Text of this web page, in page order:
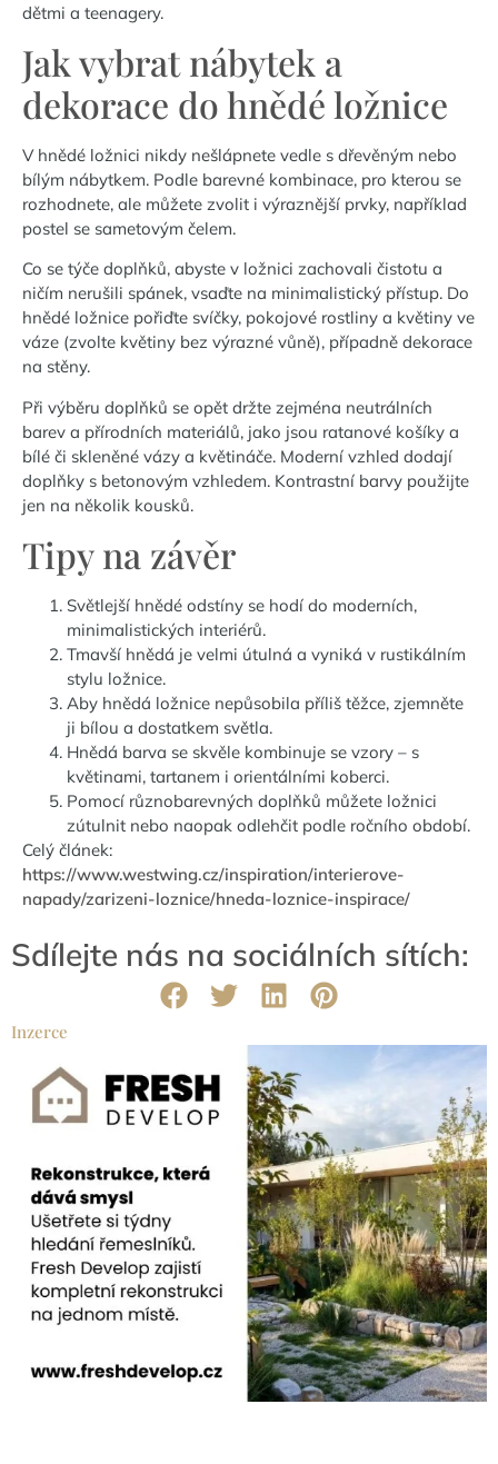
dětmi a teenagery.
Jak vybrat nábytek a
dekorace do hnědé ložnice
V hnědé ložnici nikdy nešlápnete vedle s dřevěným nebo
bílým nábytkem. Podle barevné kombinace, pro kterou se
rozhodnete, ale můžete zvolit i výraznější prvky, například
postel se sametovým čelem.
Co se týče doplňků, abyste v ložnici zachovali čistotu a
ničím nerušili spánek, vsaďte na minimalistický přístup. Do
hnědé ložnice pořiďte svíčky, pokojové rostliny a květiny ve
váze (zvolte květiny bez výrazné vůně), případně dekorace
na stěny.
Při výběru doplňků se opět držte zejména neutrálních
barev a přírodních materiálů, jako jsou ratanové košíky a
bílé či skleněné vázy a květináče. Moderní vzhled dodají
doplňky s betonovým vzhledem. Kontrastní barvy použijte
jen na několik kousků.
Tipy na závěr
Světlejší hnědé odstíny se hodí do moderních,
minimalistických interiérů.
Tmavší hnědá je velmi útulná a vyniká v rustikálním
stylu ložnice.
Aby hnědá ložnice nepůsobila příliš těžce, zjemněte
ji bílou a dostatkem světla.
Hnědá barva se skvěle kombinuje se vzory – s
květinami, tartanem i orientálními koberci.
Pomocí různobarevných doplňků můžete ložnici
zútulnit nebo naopak odlehčit podle ročního období.
Celý článek:
https://www.westwing.cz/inspiration/interierove-
napady/zarizeni-loznice/hneda-loznice-inspirace/
Sdílejte nás na sociálních sítích:
Inzerce